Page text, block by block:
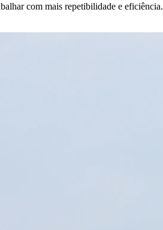
com mais repetibilidade e eficiência.